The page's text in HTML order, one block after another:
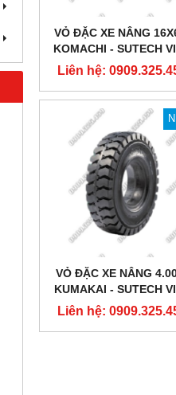
VỎ ĐẶC XE NÂNG
KOMACHI - SUTECH
NAM
Liên hệ:
VỎ ĐẶC XE NÂNG
KUMAKAI - SUTECH
NAM
Liên hệ: